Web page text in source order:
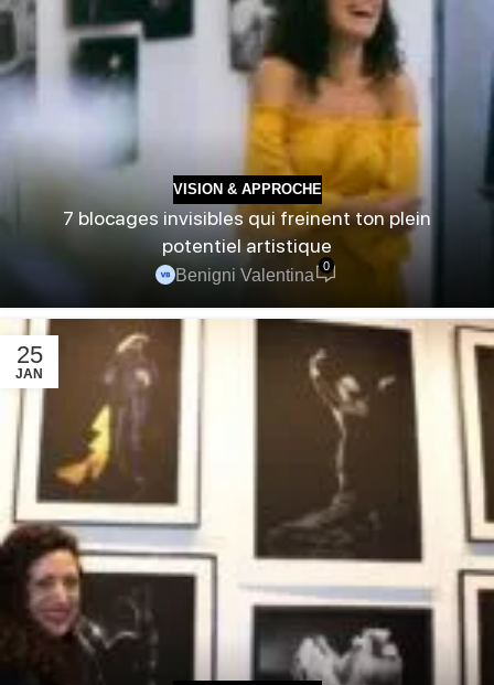
VISION & APPROCHE
7 blocages invisibles qui freinent ton plein
potentiel artistique
Benigni Valentina
0
25
JAN